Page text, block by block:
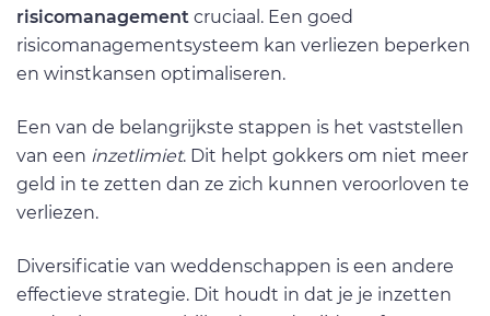
risicomanagement cruciaal. Een goed
risicomanagementsysteem kan verliezen beperken
en winstkansen optimaliseren.
Een van de belangrijkste stappen is het vaststellen
van een inzetlimiet. Dit helpt gokkers om niet meer
geld in te zetten dan ze zich kunnen veroorloven te
verliezen.
Diversificatie van weddenschappen is een andere
effectieve strategie. Dit houdt in dat je je inzetten